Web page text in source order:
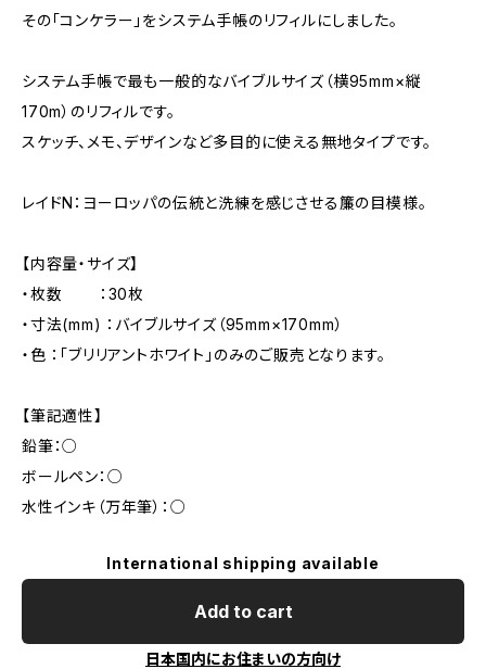
その「コンケラー」をシステム手帳のリフィルにしました。
システム手帳で最も一般的なバイブルサイズ（横95mm×縦
170m）のリフィルです。
スケッチ、メモ、デザインなど多目的に使える無地タイプです。
レイドN：ヨーロッパの伝統と洗練を感じさせる簾の目模様。
【内容量・サイズ】
・枚数 ：30枚
・寸法(mm) ：バイブルサイズ（95mm×170mm）
・色 ：「ブリリアントホワイト」のみのご販売となります。
【筆記適性】
鉛筆：○
ボールペン：○
水性インキ（万年筆）：○
International shipping available
Add to cart
日本国内にお住まいの方向け